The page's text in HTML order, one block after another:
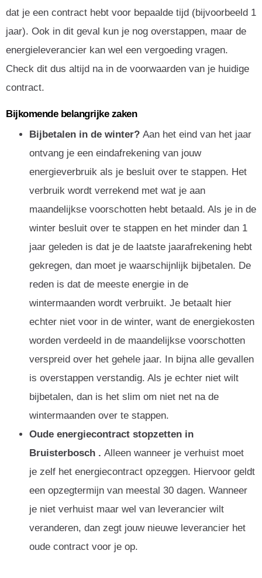
dat je een contract hebt voor bepaalde tijd (bijvoorbeeld 1
jaar). Ook in dit geval kun je nog overstappen, maar de
energieleverancier kan wel een vergoeding vragen.
Check dit dus altijd na in de voorwaarden van je huidige
contract.
Bijkomende belangrijke zaken
Bijbetalen in de winter? Aan het eind van het jaar
ontvang je een eindafrekening van jouw
energieverbruik als je besluit over te stappen. Het
verbruik wordt verrekend met wat je aan
maandelijkse voorschotten hebt betaald. Als je in de
winter besluit over te stappen en het minder dan 1
jaar geleden is dat je de laatste jaarafrekening hebt
gekregen, dan moet je waarschijnlijk bijbetalen. De
reden is dat de meeste energie in de
wintermaanden wordt verbruikt. Je betaalt hier
echter niet voor in de winter, want de energiekosten
worden verdeeld in de maandelijkse voorschotten
verspreid over het gehele jaar. In bijna alle gevallen
is overstappen verstandig. Als je echter niet wilt
bijbetalen, dan is het slim om niet net na de
wintermaanden over te stappen.
Oude energiecontract stopzetten in
Bruisterbosch . Alleen wanneer je verhuist moet
je zelf het energiecontract opzeggen. Hiervoor geldt
een opzegtermijn van meestal 30 dagen. Wanneer
je niet verhuist maar wel van leverancier wilt
veranderen, dan zegt jouw nieuwe leverancier het
oude contract voor je op.